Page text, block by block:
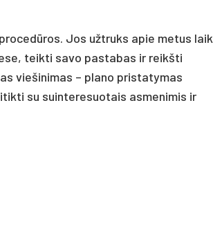
Jos užtruks apie metus
teikti savo pastabas ir reikšti
viešinimas – plano pristatymas
su suinteresuotais asmenimis ir